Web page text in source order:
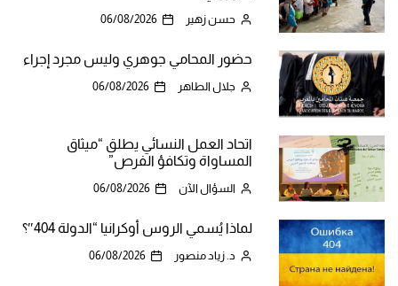
حسن زهير 06/08/2026
حضور المحامي جوهري وليس مجرد إجراء
جلال الطاهر 06/08/2026
اتحاد العمل النسائي يطلق “ميثاق
المساواة وتكافؤ الفرص”
السؤال الآن 06/08/2026
لماذا يُسمي الروس أوكرانيا “الدولة 404″؟
د. زياد منصور 06/08/2026